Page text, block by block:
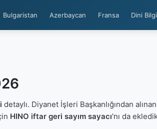
Bulgaristan Azerbaycan Fransa Dini
detaylı. Diyanet İşleri Başkanlığından
HINO iftar geri sayım sayacı'nı da